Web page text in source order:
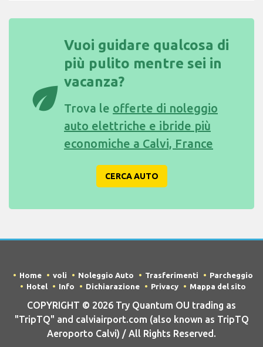
eco
Vuoi guidare qualcosa di
più pulito mentre sei in
vacanza?
Trova le offerte di noleggio
auto elettriche e ibride più
economiche a Calvi, France
CERCA AUTO
Home voli Noleggio Auto Trasferimenti
Parcheggio
Hotel
Info Dichiarazione Privacy Mappa del sito
COPYRIGHT © 2026 Try Quantum OU trading as
"TripTQ" and calviairport.com (also known as TripTQ
Aeroporto Calvi) / All Rights Reserved.